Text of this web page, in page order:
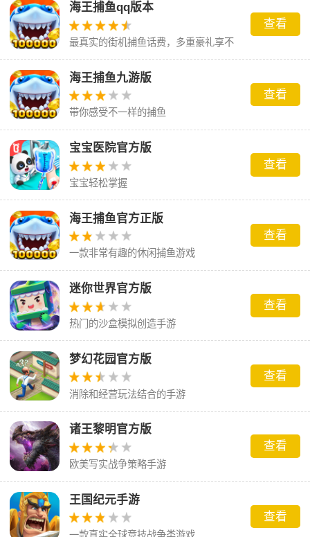
海王捕鱼qq版本
最真实的街机捕鱼话费，多重豪礼享不
停。
查看
海王捕鱼九游版
带你感受不一样的捕鱼
查看
宝宝医院官方版
宝宝轻松掌握
查看
海王捕鱼官方正版
一款非常有趣的休闲捕鱼游戏
查看
迷你世界官方版
热门的沙盒模拟创造手游
查看
梦幻花园官方版
消除和经营玩法结合的手游
查看
诸王黎明官方版
欧美写实战争策略手游
查看
王国纪元手游
一款真实全球竞技战争类游戏
查看